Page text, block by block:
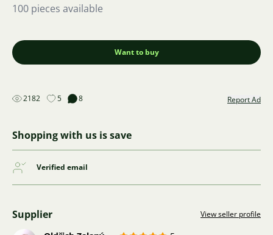
100 pieces available
Want to buy
2182 5 8 Report Ad
Shopping with us is save
Verified email
Supplier View seller profile